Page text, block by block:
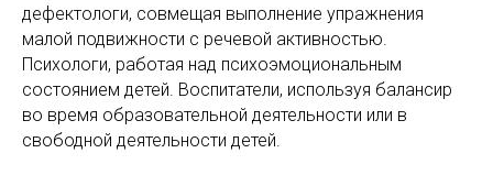
дефектологи, совмещая выполнение упражнения
малой подвижности с речевой активностью.
Психологи, работая над психоэмоциональным
состоянием детей. Воспитатели, используя балансир
во время образовательной деятельности или в
свободной деятельности детей.